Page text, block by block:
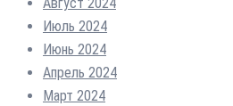
Июль 2024
Июнь 2024
Апрель 2024
Март 2024